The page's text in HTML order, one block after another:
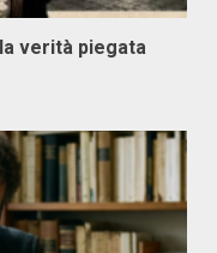
verità piegata